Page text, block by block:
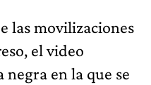
las movilizaciones
el video
en la que se